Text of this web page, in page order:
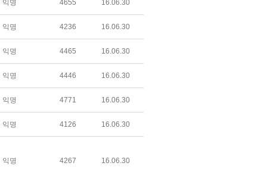
익명 4655 16.06.30
익명 4236 16.06.30
익명 4465 16.06.30
익명 4446 16.06.30
익명 4771 16.06.30
익명 4126 16.06.30
익명 4267 16.06.30